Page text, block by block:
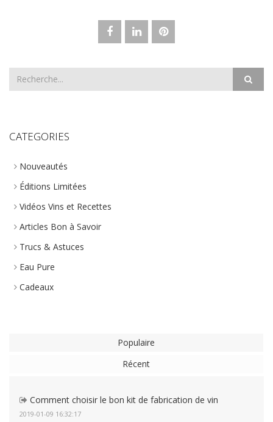
CATEGORIES
Nouveautés
Éditions Limitées
Vidéos Vins et Recettes
Articles Bon à Savoir
Trucs & Astuces
Eau Pure
Cadeaux
Populaire
Récent
Comment choisir le bon kit de fabrication de vin
2019-01-09 16:32:17